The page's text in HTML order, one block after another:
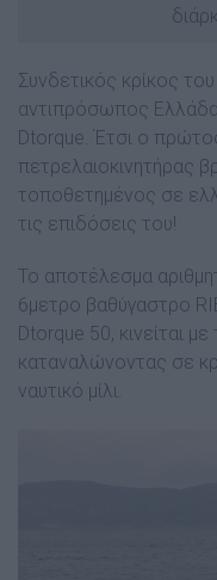
Συνδετικός κρίκος του
αντιπρόσωπος
Dtorque. Έτσι ο
πετρελαιοκινητήρας
τοποθετηµένος σε
τις επιδόσεις του!
Το αποτέλεσµα
6µετρο βαθύγαστρο
Dtorque 50, κινείται
καταναλώνοντας σε
ναυτικό µίλι.